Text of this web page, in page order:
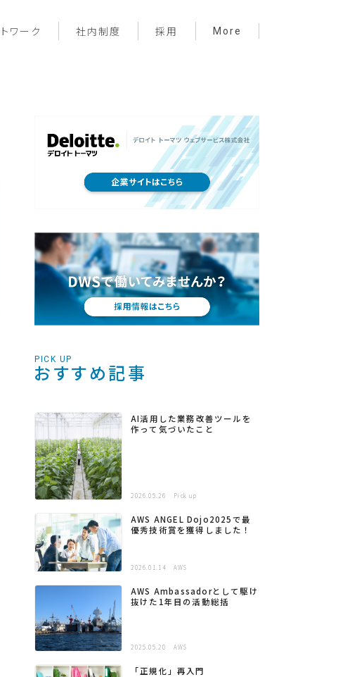
ワーク 社内制度 採用 More
サーバーレス
プライベート
メンバー紹介
PICK UP
おすすめ記事
AI活用した業務改善ツールを
作って気づいたこと
2026.05.26 Pick up
AWS ANGEL Dojo2025で最
優秀技術賞を獲得しました！
2026.01.14 AWS
AWS Ambassadorとして駆け
抜けた1年目の活動総括
2025.05.20 AWS
「正規化」再入門